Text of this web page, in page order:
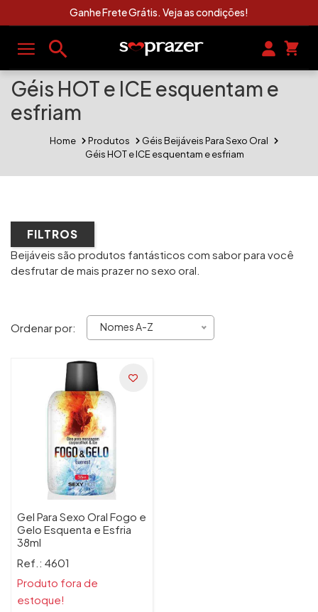
Ganhe Frete Grátis. Veja as condições!
Géis HOT e ICE esquentam e
esfriam
Home Produtos
Géis Beijáveis Para Sexo Oral
Géis HOT e ICE esquentam e esfriam
FILTROS
Beijáveis são produtos fantásticos com sabor para você
desfrutar de mais prazer no sexo oral.
Ordenar por: Nomes A-Z
Gel Para Sexo Oral Fogo e
Gelo Esquenta e Esfria
38ml
Ref.: 4601
Produto fora de
estoque!